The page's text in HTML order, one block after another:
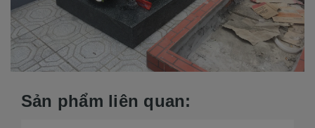
Sản phẩm liên quan: